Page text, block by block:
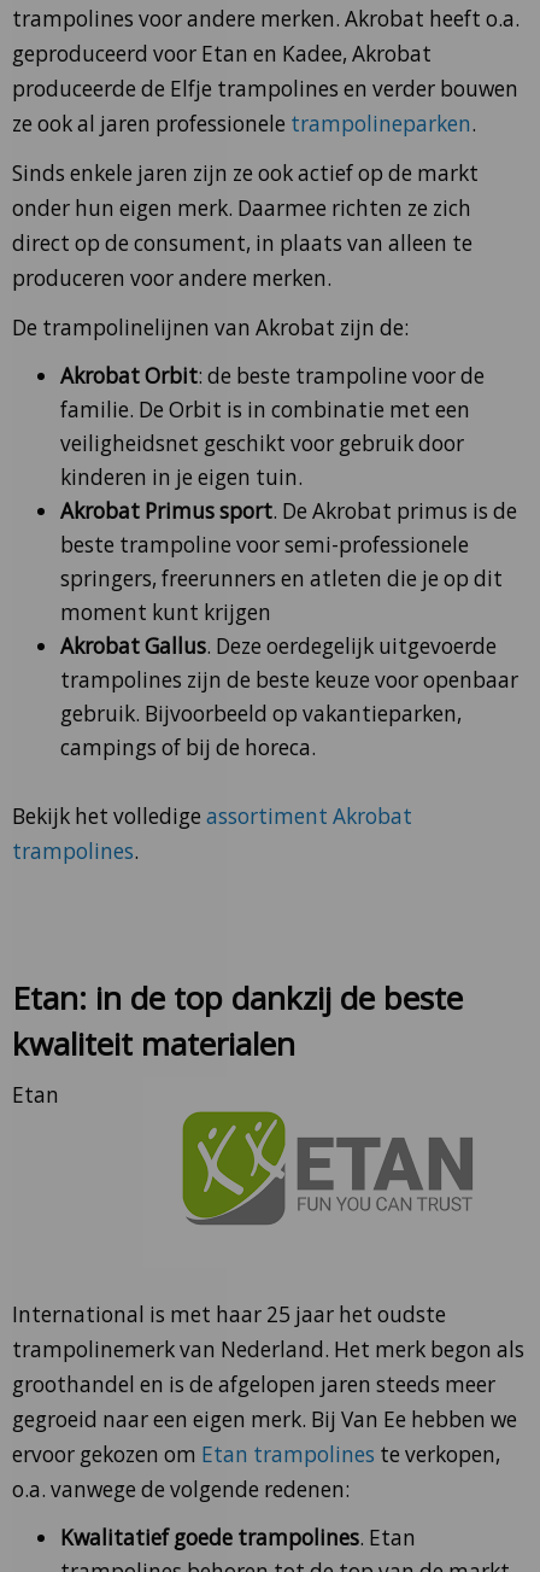
trampolines voor andere merken. Akrobat heeft o.a.
geproduceerd voor Etan en Kadee, Akrobat
produceerde de Elfje trampolines en verder bouwen
ze ook al jaren professionele trampolineparken.
Sinds enkele jaren zijn ze ook actief op de markt
onder hun eigen merk. Daarmee richten ze zich
direct op de consument, in plaats van alleen te
produceren voor andere merken.
De trampolinelijnen van Akrobat zijn de:
Akrobat Orbit: de beste trampoline voor de
familie. De Orbit is in combinatie met een
veiligheidsnet geschikt voor gebruik door
kinderen in je eigen tuin.
Akrobat Primus sport. De Akrobat primus is de
beste trampoline voor semi-professionele
springers, freerunners en atleten die je op dit
moment kunt krijgen
Akrobat Gallus. Deze oerdegelijk uitgevoerde
trampolines zijn de beste keuze voor openbaar
gebruik. Bijvoorbeeld op vakantieparken,
campings of bij de horeca.
Bekijk het volledige assortiment Akrobat
trampolines.
Etan: in de top dankzij de beste
kwaliteit materialen
Etan
International is met haar 25 jaar het oudste
trampolinemerk van Nederland. Het merk begon als
groothandel en is de afgelopen jaren steeds meer
gegroeid naar een eigen merk. Bij Van Ee hebben we
ervoor gekozen om Etan trampolines te verkopen,
o.a. vanwege de volgende redenen:
Kwalitatief goede trampolines. Etan